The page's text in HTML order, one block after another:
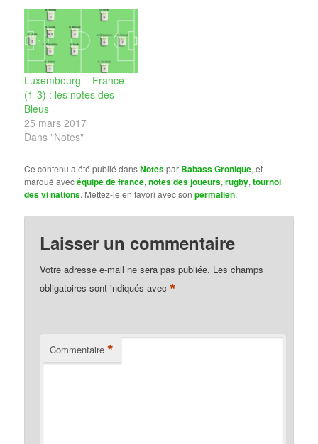
Luxembourg – France
(1-3) : les notes des
Bleus
25 mars 2017
Dans "Notes"
Ce contenu a été publié dansNotespar Babass Gronique, et
marqué avecéquipe de france,notes des joueurs,rugby,tournoi
des vi nations. Mettez-le en favori avec sonpermalien.
Laisser un commentaire
Votre adresse e-mail ne sera pas publiée. Les champs
obligatoires sont indiqués avec*
Commentaire *